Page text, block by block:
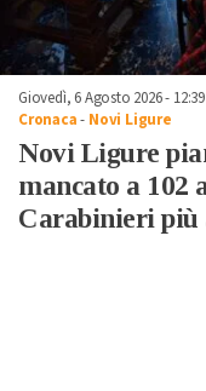
Giovedì, 6 Agosto 2026 - 12:39
Cronaca- Novi Ligure
Novi Ligure
mancato a 102
Carabinieri più